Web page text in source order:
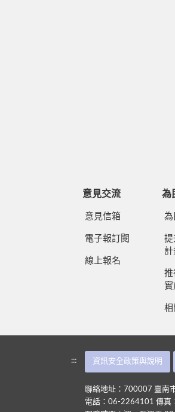
意見交流
意見信箱
電子報訂閱
線上報名
為
為
提
計
推
實
相
::: 資訊安全政策與說明
聯絡地址：700007 臺南
電話：06-2264101 傳